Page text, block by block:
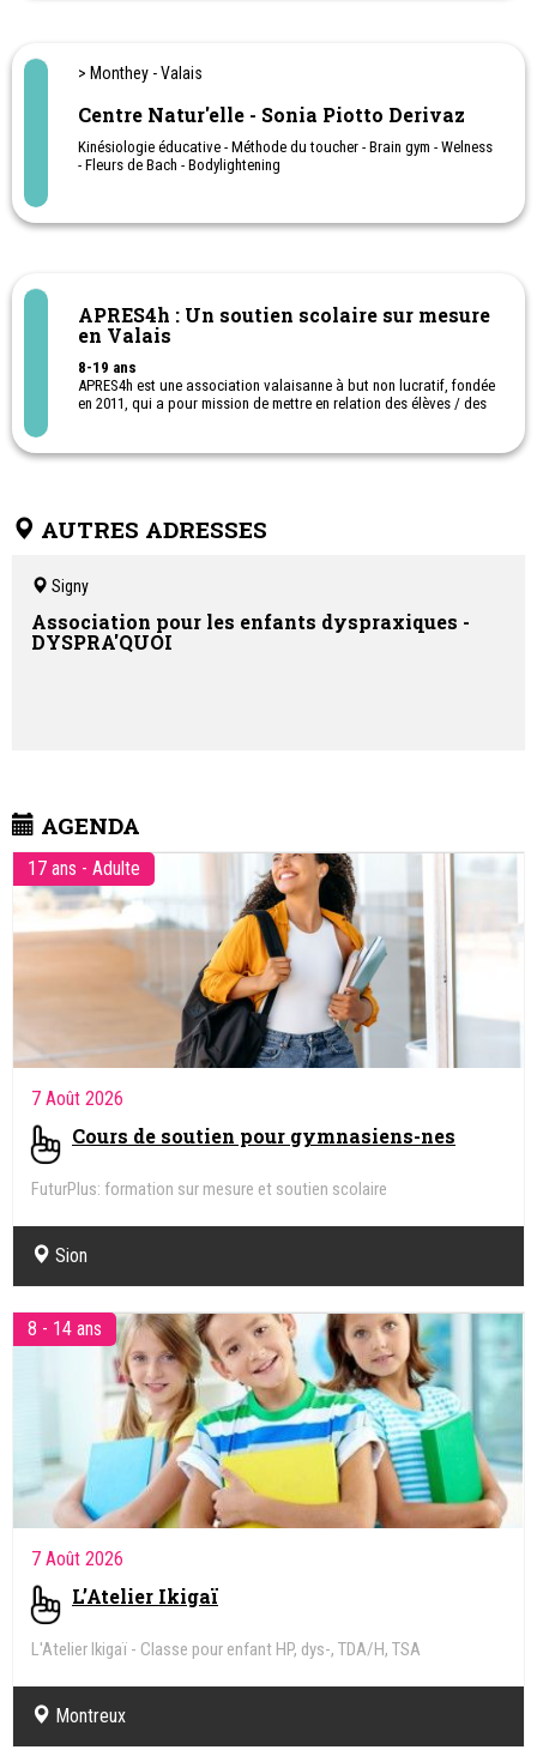
Gestion du stress
Estime de soi
TDAH…)
> Monthey - Valais
Centre Natur'elle - Sonia Piotto Derivaz
Kinésiologie éducative - Méthode du toucher - Brain gym - Welness
- Fleurs de Bach - Bodylightening
APRES4h : Un soutien scolaire sur mesure
en Valais
8-19 ans
APRES4h est une association valaisanne à but non lucratif, fondée
en 2011, qui a pour mission de mettre en relation des élèves / des
AUTRES ADRESSES
Signy
Association pour les enfants dyspraxiques -
DYSPRA'QUOI
AGENDA
17 ans - Adulte
7 Août 2026
Cours de soutien pour gymnasiens-nes
FuturPlus: formation sur mesure et soutien scolaire
Sion
8 - 14 ans
7 Août 2026
L’Atelier Ikigaï
L'Atelier Ikigaï - Classe pour enfant HP, dys-, TDA/H, TSA
Montreux